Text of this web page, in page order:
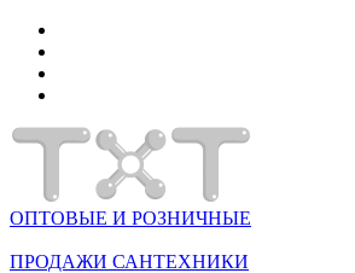
ОПТОВЫЕ И РОЗНИЧНЫЕ
ПРОДАЖИ САНТЕХНИКИ